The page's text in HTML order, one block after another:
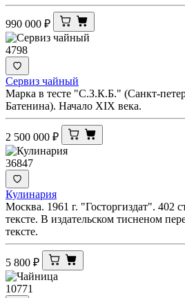
990 000 ₽
4798
Сервиз чайный
Марка в тесте "С.З.К.Б." (Санкт-
Батенина). Начало XIX века.
2 500 000 ₽
36847
Кулинария
Москва. 1961 г. "Госторгиздат". 402
тексте. В издательском тисненом
тексте.
5 800 ₽
10771